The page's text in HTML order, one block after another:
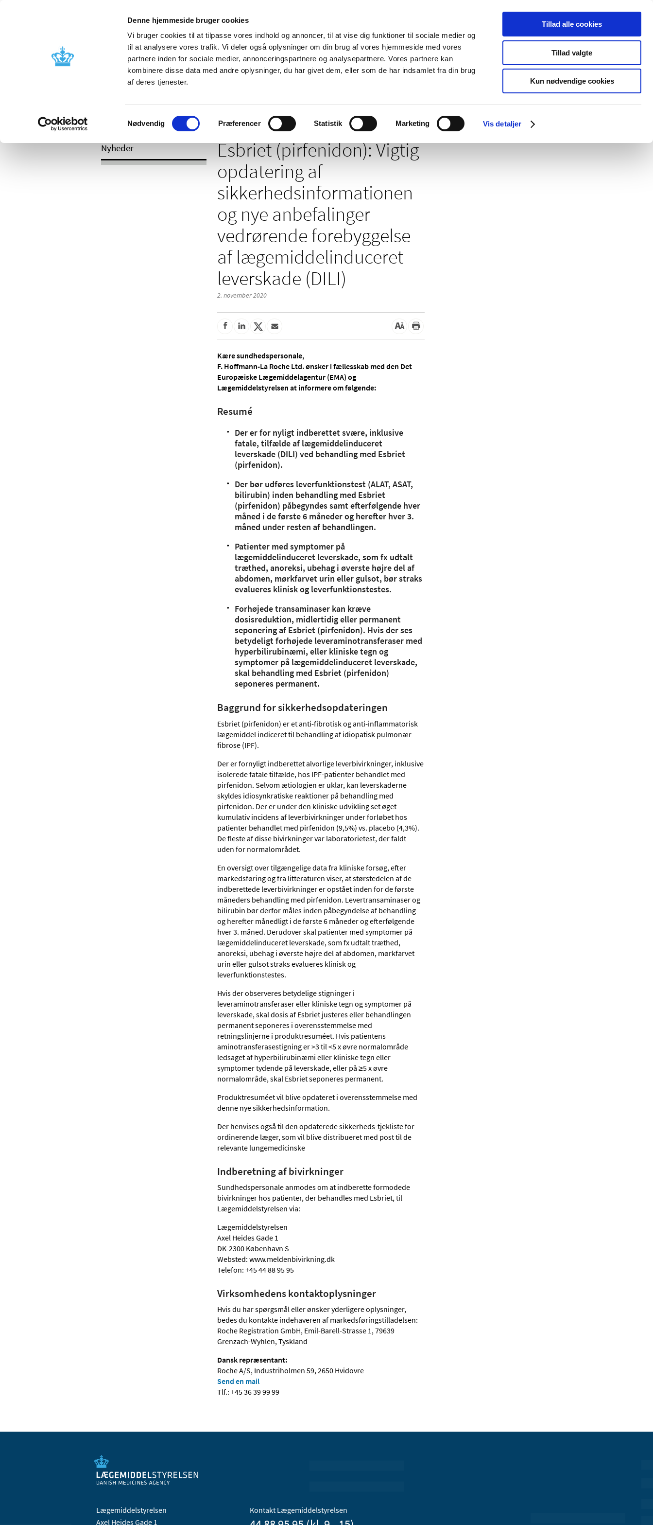
Denne hjemmeside bruger cookies
Vi bruger cookies til at tilpasse vores indhold og annoncer, til at vise dig funktioner til sociale medier og
til at analysere vores trafik. Vi deler også oplysninger om din brug af vores hjemmeside med vores
partnere inden for sociale medier, annonceringspartnere og analysepartnere. Vores partnere kan
kombinere disse data med andre oplysninger, du har givet dem, eller som de har indsamlet fra din brug
af deres tjenester.
Samtykkevalg
Nødvendig Præferencer Statistik Marketing Vis detaljer
Tillad alle cookies
Tillad valgte
Kun nødvendige cookies
Nyheder Om os Kontakt Udgivelser
Godkendelse og
Bivirkninger og
produktinformation
Tilskud og
Apoteker og salg af
Medicinsk
Særlige
produktområder
lægemiddelinduceret leverskade (DILI)
Nyheder
Esbriet (pirfenidon): Vigtig
opdatering af
sikkerhedsinformationen
og nye anbefalinger
vedrørende forebyggelse
af lægemiddelinduceret
leverskade (DILI)
2. november 2020
Kære sundhedspersonale,
F. Hoffmann-La Roche Ltd. ønsker i fællesskab med den Det
Europæiske Lægemiddelagentur (EMA) og
Lægemiddelstyrelsen at informere om følgende:
Resumé
Der er for nyligt indberettet svære, inklusive
fatale, tilfælde af lægemiddelinduceret
leverskade (DILI) ved behandling med Esbriet
(pirfenidon).
Der bør udføres leverfunktionstest (ALAT, ASAT,
bilirubin) inden behandling med Esbriet
(pirfenidon) påbegyndes samt efterfølgende hver
måned i de første 6 måneder og herefter hver 3.
måned under resten af behandlingen.
Patienter med symptomer på
lægemiddelinduceret leverskade, som fx udtalt
træthed, anoreksi, ubehag i øverste højre del af
abdomen, mørkfarvet urin eller gulsot, bør straks
evalueres klinisk og leverfunktionstestes.
Forhøjede transaminaser kan kræve
dosisreduktion, midlertidig eller permanent
seponering af Esbriet (pirfenidon). Hvis der ses
betydeligt forhøjede leveraminotransferaser med
hyperbilirubinæmi, eller kliniske tegn og
symptomer på lægemiddelinduceret leverskade,
skal behandling med Esbriet (pirfenidon)
seponeres permanent.
Baggrund for sikkerhedsopdateringen
Esbriet (pirfenidon) er et anti-fibrotisk og anti-inflammatorisk
lægemiddel indiceret til behandling af idiopatisk pulmonær
fibrose (IPF).
Der er fornyligt indberettet alvorlige leverbivirkninger, inklusive
isolerede fatale tilfælde, hos IPF-patienter behandlet med
pirfenidon. Selvom ætiologien er uklar, kan leverskaderne
skyldes idiosynkratiske reaktioner på behandling med
pirfenidon. Der er under den kliniske udvikling set øget
kumulativ incidens af leverbivirkninger under forløbet hos
patienter behandlet med pirfenidon (9,5%) vs. placebo (4,3%).
De fleste af disse bivirkninger var laboratorietest, der faldt
uden for normalområdet.
En oversigt over tilgængelige data fra kliniske forsøg, efter
markedsføring og fra litteraturen viser, at størstedelen af de
indberettede leverbivirkninger er opstået inden for de første
måneders behandling med pirfenidon. Levertransaminaser og
bilirubin bør derfor måles inden påbegyndelse af behandling
og herefter månedligt i de første 6 måneder og efterfølgende
hver 3. måned. Derudover skal patienter med symptomer på
lægemiddelinduceret leverskade, som fx udtalt træthed,
anoreksi, ubehag i øverste højre del af abdomen, mørkfarvet
urin eller gulsot straks evalueres klinisk og
leverfunktionstestes.
Hvis der observeres betydelige stigninger i
leveraminotransferaser eller kliniske tegn og symptomer på
leverskade, skal dosis af Esbriet justeres eller behandlingen
permanent seponeres i overensstemmelse med
retningslinjerne i produktresuméet. Hvis patientens
aminotransferasestigning er >3 til <5 x øvre normalområde
ledsaget af hyperbilirubinæmi eller kliniske tegn eller
symptomer tydende på leverskade, eller på ≥5 x øvre
normalområde, skal Esbriet seponeres permanent.
Produktresuméet vil blive opdateret i overensstemmelse med
denne nye sikkerhedsinformation.
Der henvises også til den opdaterede sikkerheds-tjekliste for
ordinerende læger, som vil blive distribueret med post til de
relevante lungemedicinske
Indberetning af bivirkninger
Sundhedspersonale anmodes om at indberette formodede
bivirkninger hos patienter, der behandles med Esbriet, til
Lægemiddelstyrelsen via:
Lægemiddelstyrelsen
Axel Heides Gade 1
DK-2300 København S
Websted: www.meldenbivirkning.dk
Telefon: +45 44 88 95 95
Virksomhedens kontaktoplysninger
Hvis du har spørgsmål eller ønsker yderligere oplysninger,
bedes du kontakte indehaveren af markedsføringstilladelsen:
Roche Registration GmbH, Emil-Barell-Strasse 1, 79639
Grenzach-Wyhlen, Tyskland
Dansk repræsentant:
Roche A/S, Industriholmen 59, 2650 Hvidovre
Send en mail
Tlf.: +45 36 39 99 99
Lægemiddelstyrelsen
Axel Heides Gade 1
Kontakt Lægemiddelstyrelsen